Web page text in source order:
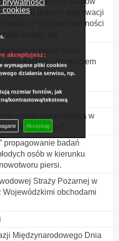
prywatności
cookies
akceptujesz:
wymagane pliki cookies
działania serwisu, np.
rozmiar fontów, jak
kontrastową/tekstową
Akceptuję
łamaniu prawa i deprawacji
Przeciwko bierności
wobec zła
przez reżim
i działaczem
Andrzejem
celem jest modlitwa w
i Polaków”.
propagowanie badań
osób w kierunku
piersi.
Straży Pożarnej w
Wojewódzkimi obchodami
Międzynarodowego Dnia